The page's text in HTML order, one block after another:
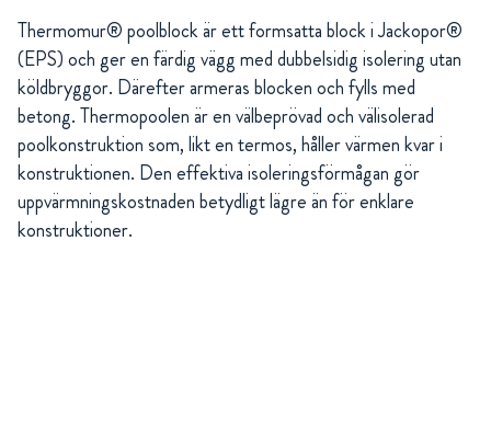
Thermomur® poolblock är ett formsatta block i Jackopor®
(EPS) och ger en färdig vägg med dubbelsidig isolering utan
köldbryggor. Därefter armeras blocken och fylls med
betong. Thermopoolen är en välbeprövad och välisolerad
poolkonstruktion som, likt en termos, håller värmen kvar i
konstruktionen. Den effektiva isoleringsförmågan gör
uppvärmningskostnaden betydligt lägre än för enklare
konstruktioner.